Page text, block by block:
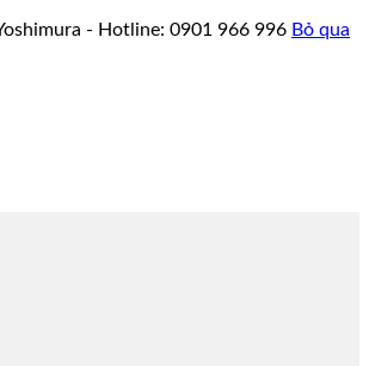
- Hotline: 0901 966 996 Bỏ qua